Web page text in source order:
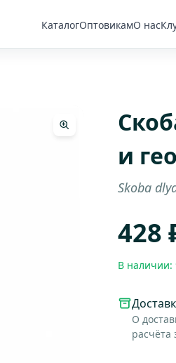
КаталогОптовикамО нас
и
Skoba
428
В наличии:
О
расчёта